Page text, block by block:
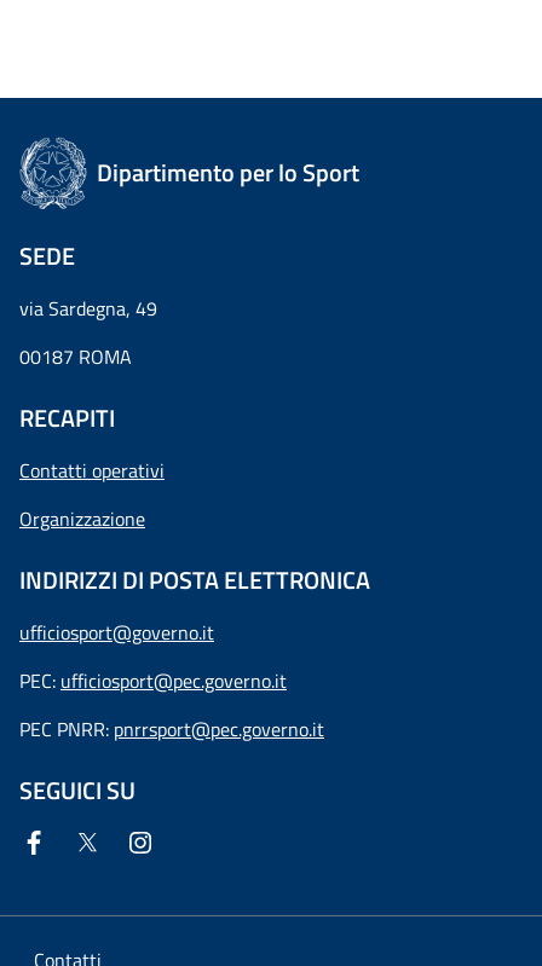
Dipartimento per lo Sport
SEDE
via Sardegna, 49
00187 ROMA
RECAPITI
Contatti operativi
Organizzazione
INDIRIZZI DI POSTA ELETTRONICA
ufficiosport@governo.it
PEC: ufficiosport@pec.governo.it
PEC PNRR: pnrrsport@pec.governo.it
SEGUICI SU
Contatti